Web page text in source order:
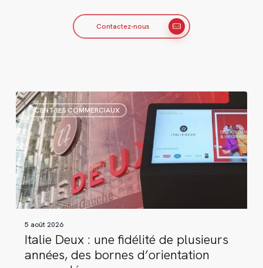
Contactez-nous
CENTRES COMMERCIAUX
Italie
Deux
:
une
fidélité
de
plusieurs
années,
bornes
d’orientation
renouvelées
5 août 2026
Italie Deux : une fidélité de plusieurs
années, des bornes d’orientation